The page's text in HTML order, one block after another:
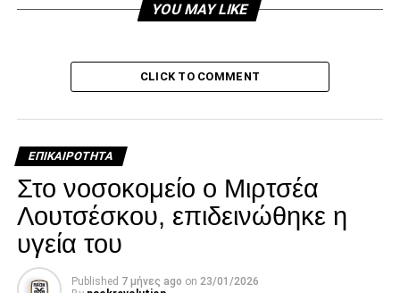
Facebook
Twitter
Email
Pinterest
WhatsApp
LinkedIn
DON'T MISS
Προετοιμασία για την Καλλονή
paokrevolution
YOU MAY LIKE
CLICK TO COMMENT
ΕΠΙΚΑΙΡΌΤΗΤΑ
Στο νοσοκομείο ο Μιρτσέα
Λουτσέσκου, επιδεινώθηκε η
υγεία του
Published 7 μήνες ago on 23/01/2026